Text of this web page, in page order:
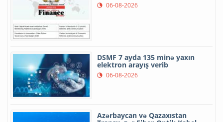
06-08-2026
DSMF 7 ayda 135 minə yaxın
elektron arayış verib
06-08-2026
Azərbaycan və Qazaxıstan